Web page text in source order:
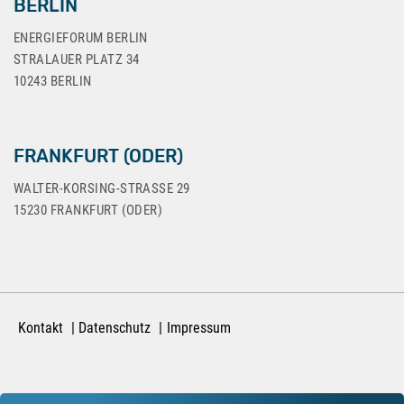
BERLIN
ENERGIEFORUM BERLIN
STRALAUER PLATZ 34
10243 BERLIN
FRANKFURT (ODER)
WALTER-KORSING-STRASSE 29
15230 FRANKFURT (ODER)
Kontakt Datenschutz Impressum